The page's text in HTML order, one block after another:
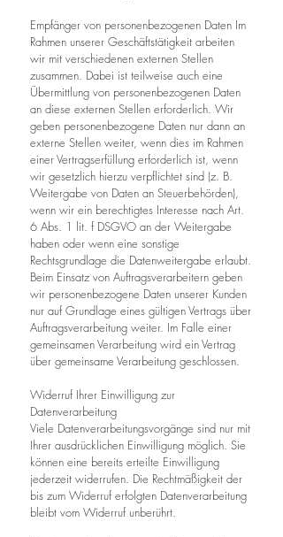
Empfänger von personenbezogenen Daten Im
Rahmen unserer Geschäftstätigkeit arbeiten
wir mit verschiedenen externen Stellen
zusammen. Dabei ist teilweise auch eine
Übermittlung von personenbezogenen Daten
an diese externen Stellen erforderlich. Wir
geben personenbezogene Daten nur dann an
externe Stellen weiter, wenn dies im Rahmen
einer Vertragserfüllung erforderlich ist, wenn
wir gesetzlich hierzu verpflichtet sind (z. B.
Weitergabe von Daten an Steuerbehörden),
wenn wir ein berechtigtes Interesse nach Art.
6 Abs. 1 lit. f DSGVO an der Weitergabe
haben oder wenn eine sonstige
Rechtsgrundlage die Datenweitergabe erlaubt.
Beim Einsatz von Auftragsverarbeitern geben
wir personenbezogene Daten unserer Kunden
nur auf Grundlage eines gültigen Vertrags über
Auftragsverarbeitung weiter. Im Falle einer
gemeinsamen Verarbeitung wird ein Vertrag
über gemeinsame Verarbeitung geschlossen.
Widerruf Ihrer Einwilligung zur
Datenverarbeitung
Viele Datenverarbeitungsvorgänge sind nur mit
Ihrer ausdrücklichen Einwilligung möglich. Sie
können eine bereits erteilte Einwilligung
jederzeit widerrufen. Die Rechtmäßigkeit der
bis zum Widerruf erfolgten Datenverarbeitung
bleibt vom Widerruf unberührt.